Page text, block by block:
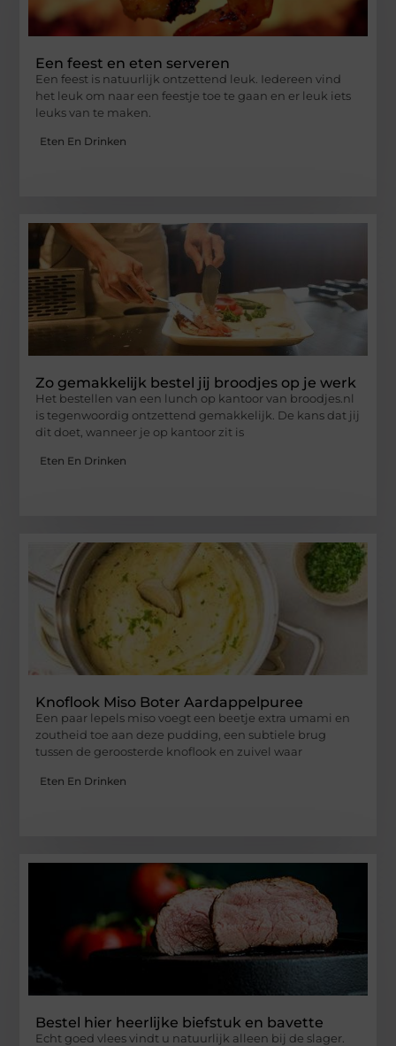
Een feest en eten serveren
Een feest is natuurlijk ontzettend leuk. Iedereen vind
het leuk om naar een feestje toe te gaan en er leuk iets
leuks van te maken.
Eten En Drinken
Zo gemakkelijk bestel jij broodjes op je werk
Het bestellen van een lunch op kantoor van broodjes.nl
is tegenwoordig ontzettend gemakkelijk. De kans dat jij
dit doet, wanneer je op kantoor zit is
Eten En Drinken
Knoflook Miso Boter Aardappelpuree
Een paar lepels miso voegt een beetje extra umami en
zoutheid toe aan deze pudding, een subtiele brug
tussen de geroosterde knoflook en zuivel waar
Eten En Drinken
Bestel hier heerlijke biefstuk en bavette
Echt goed vlees vindt u natuurlijk alleen bij de slager.